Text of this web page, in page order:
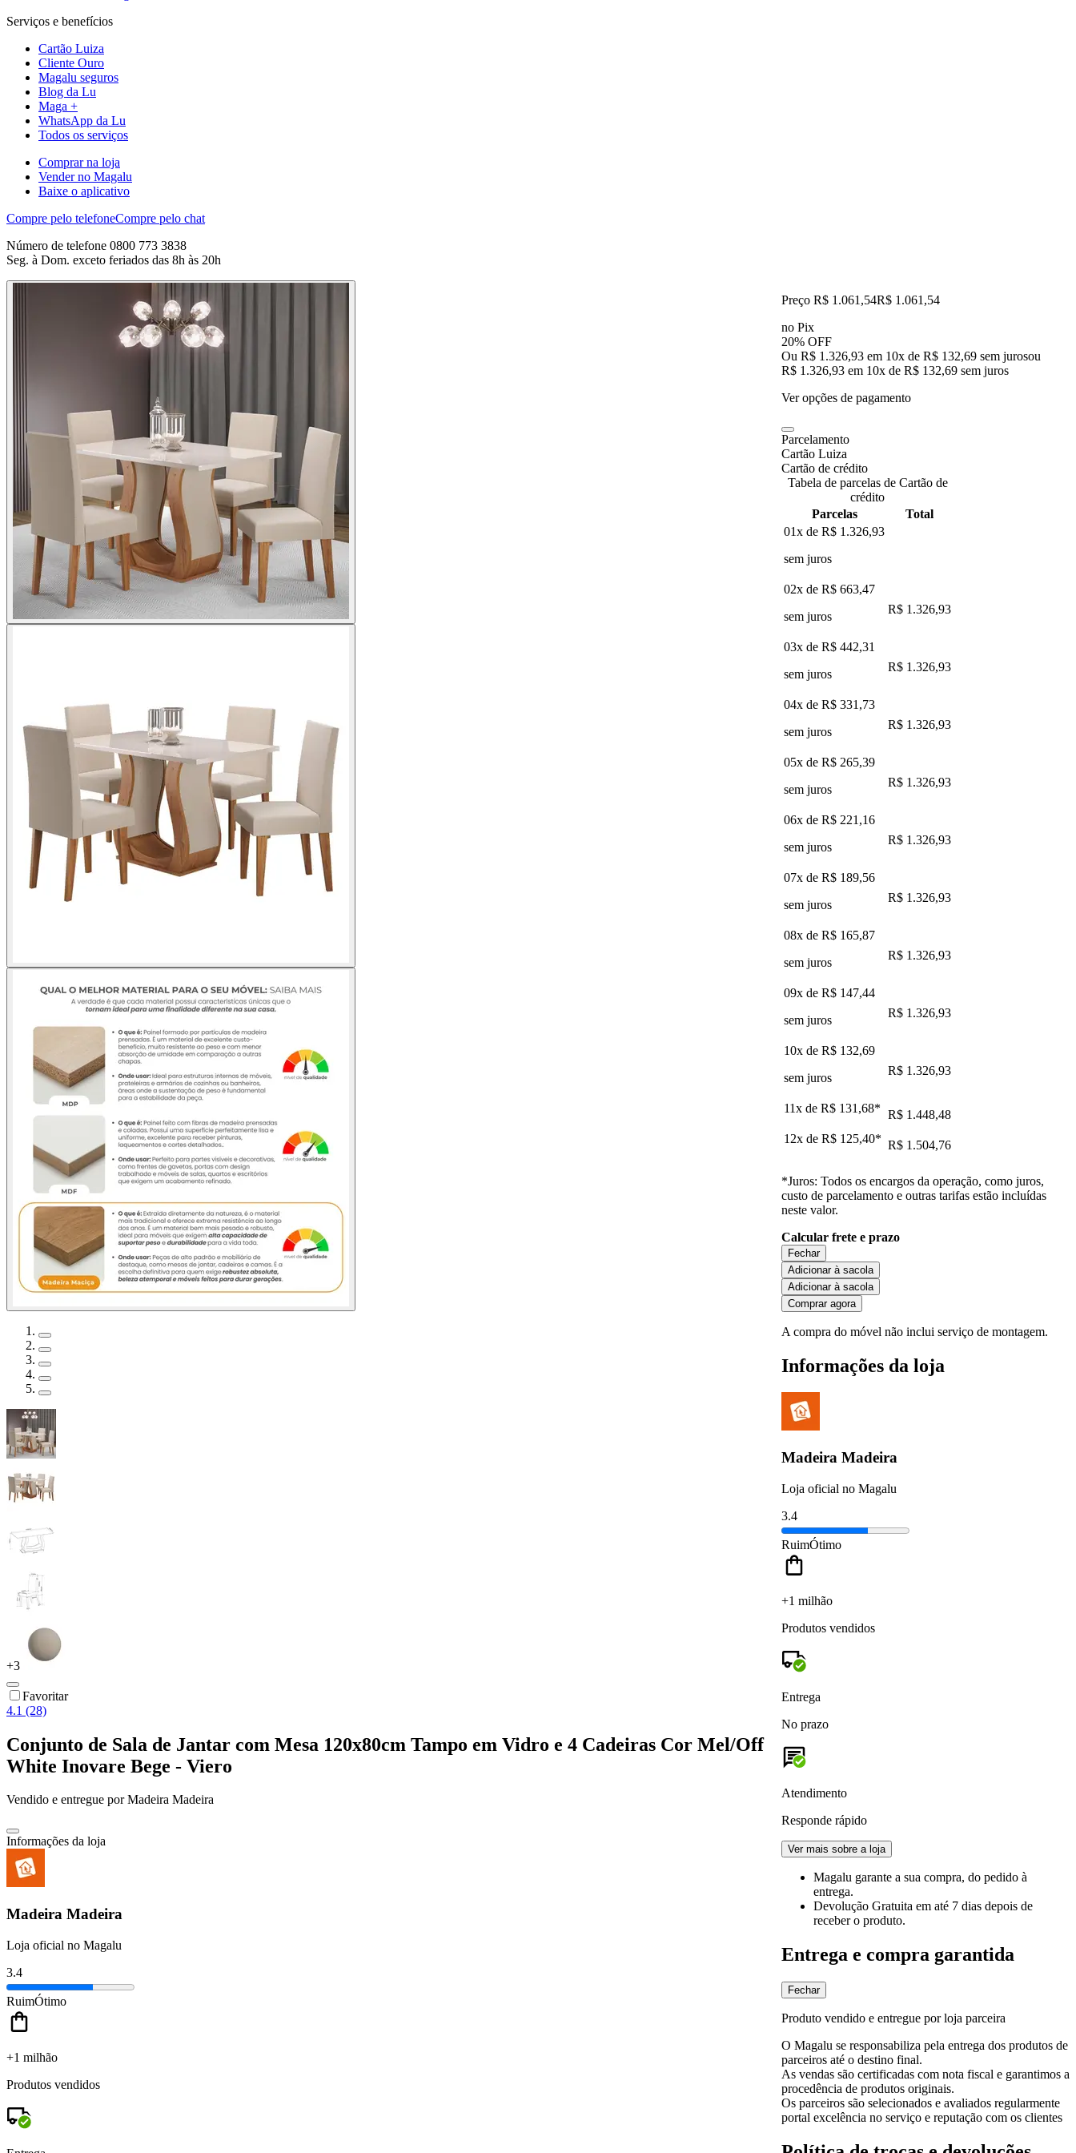
Serviços e benefícios
Cartão Luiza
Cliente Ouro
Magalu seguros
Blog da Lu
Maga +
WhatsApp da Lu
Todos os serviços
Comprar na loja
Vender no Magalu
Baixe o aplicativo
Compre pelo telefoneCompre pelo chat
Número de telefone 0800 773 3838
Seg. à Dom. exceto feriados das 8h às 20h
+3
Favoritar
4.1 (28)
Conjunto de Sala de Jantar com Mesa 120x80cm Tampo em Vidro e 4 Cadeiras Cor Mel/Off
White Inovare Bege - Viero
Vendido e entregue por Madeira Madeira
Informações da loja
Madeira Madeira
Loja oficial no Magalu
3.4
RuimÓtimo
+1 milhão
Produtos vendidos
Preço R$ 1.061,54R$ 1.061 ,54
no Pix
20% OFF
Ou R$ 1.326,93 em 10x de R$ 132,69 sem jurosou
R$ 1.326,93 em 10x de R$ 132,69 sem juros
Ver opções de pagamento
Parcelamento
Cartão Luiza
Cartão de crédito
Tabela de parcelas de Cartão de
crédito
Parcelas
Total
01x de R$ 1.326,93
sem juros
02x de R$ 663,47
sem juros
R$ 1.326,93
03x de R$ 442,31
sem juros
R$ 1.326,93
04x de R$ 331,73
sem juros
R$ 1.326,93
05x de R$ 265,39
sem juros
R$ 1.326,93
06x de R$ 221,16
sem juros
R$ 1.326,93
07x de R$ 189,56
sem juros
R$ 1.326,93
08x de R$ 165,87
sem juros
R$ 1.326,93
09x de R$ 147,44
sem juros
R$ 1.326,93
10x de R$ 132,69
sem juros
R$ 1.326,93
11x de R$ 131,68* R$ 1.448,48
12x de R$ 125,40* R$ 1.504,76
*Juros: Todos os encargos da operação, como juros,
custo de parcelamento e outras tarifas estão incluídas
neste valor.
Calcular frete e prazo
Fechar
Adicionar à sacola
Adicionar à sacola
Comprar agora
A compra do móvel não inclui serviço de montagem.
Informações da loja
Madeira Madeira
Loja oficial no Magalu
3.4
RuimÓtimo
+1 milhão
Produtos vendidos
Entrega
No prazo
Atendimento
Responde rápido
Ver mais sobre a loja
Magalu garante a sua compra, do pedido à
entrega.
Devolução Gratuita em até 7 dias depois de
receber o produto.
Entrega e compra garantida
Fechar
Produto vendido e entregue por loja parceira
O Magalu se responsabiliza pela entrega dos produtos de
parceiros até o destino final.
As vendas são certificadas com nota fiscal e garantimos a
procedência de produtos originais.
Os parceiros são selecionados e avaliados regularmente
portal excelência no serviço e reputação com os clientes